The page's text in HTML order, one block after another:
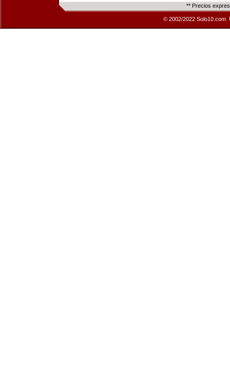
** Precios
© 2002/2022 Solo10.com